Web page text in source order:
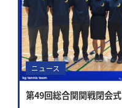
ニュース
第49回総合関関戦閉会式